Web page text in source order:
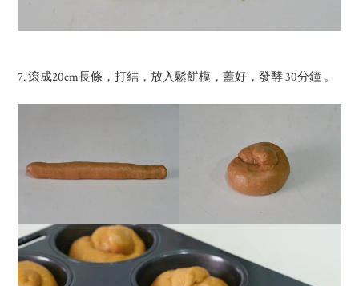
7. 滾成20cm長條，打結，放入鬆餅模，蓋好，發酵 30分鐘 。